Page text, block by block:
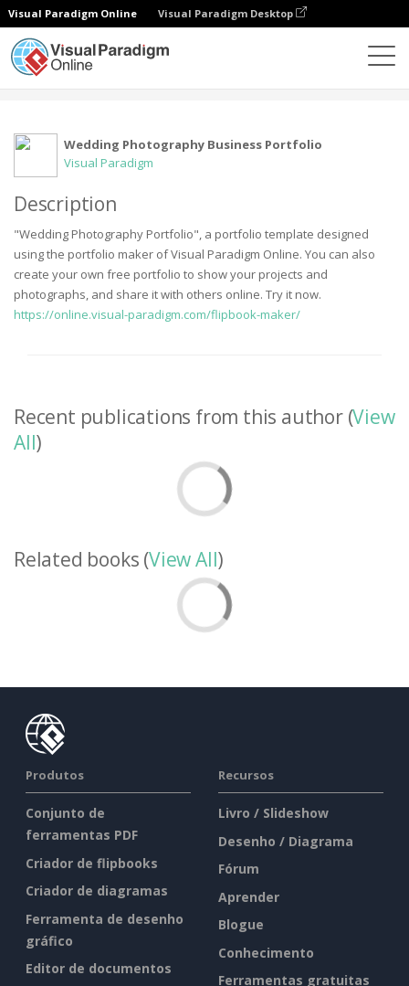
Visual Paradigm Online Visual Paradigm Desktop
Wedding Photography Business Portfolio
Visual Paradigm
Description
"Wedding Photography Portfolio", a portfolio template designed
using the portfolio maker of Visual Paradigm Online. You can also
create your own free portfolio to show your projects and
photographs, and share it with others online. Try it now.
https://online.visual-paradigm.com/flipbook-maker/
Recent publications from this author (View
All)
Related books (View All)
Produtos
Conjunto de
ferramentas PDF
Criador de flipbooks
Criador de diagramas
Ferramenta de desenho
gráfico
Editor de documentos
Recursos
Livro / Slideshow
Desenho / Diagrama
Fórum
Aprender
Blogue
Conhecimento
Ferramentas gratuitas